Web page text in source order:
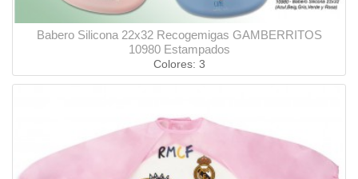
Babero Silicona 22x32 Recogemigas GAMBERRITOS
10980 Estampados
Colores: 3